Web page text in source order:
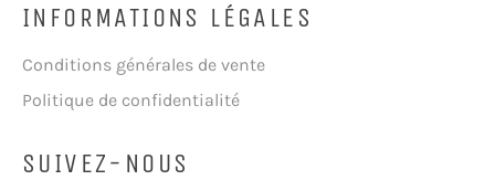
INFORMATIONS LÉGALES
Conditions générales de vente
Politique de confidentialité
SUIVEZ-NOUS